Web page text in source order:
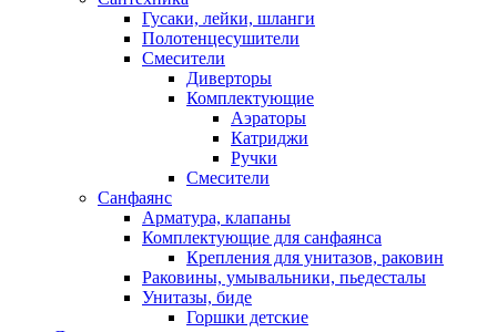
Гусаки, лейки, шланги
Полотенцесушители
Смесители
Диверторы
Комплектующие
Аэраторы
Катриджи
Ручки
Смесители
Санфаянс
Арматура, клапаны
Комплектующие для санфаянса
Крепления для унитазов, раковин
Раковины, умывальники, пьедесталы
Унитазы, биде
Горшки детские